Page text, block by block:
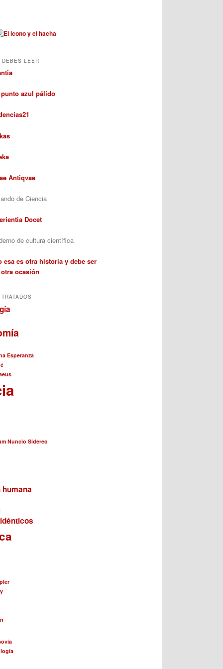
LEER
punto azul pálido
Antiqvae
de Ciencia
Docet
de cultura científica
esa es otra historia y debe ser
ocasión
Esperanza
Nuncio Sidereo